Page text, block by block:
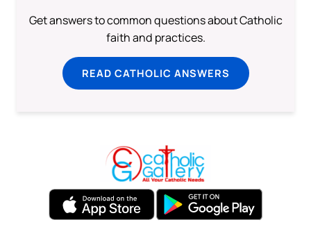
Get answers to common questions about Catholic
faith and practices.
READ CATHOLIC ANSWERS